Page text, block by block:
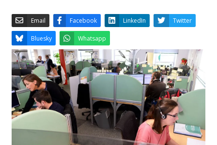
Email Facebook LinkedIn
Bluesky Whatsapp